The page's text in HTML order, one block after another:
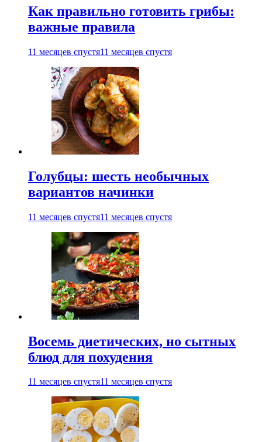
Как правильно готовить грибы:
важные правила
11 месяцев спустя11 месяцев спустя
Голубцы: шесть необычных
вариантов начинки
11 месяцев спустя11 месяцев спустя
Восемь диетических, но сытных
блюд для похудения
11 месяцев спустя11 месяцев спустя